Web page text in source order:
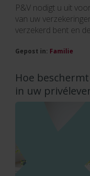
P&V nodigt u uit
van uw
verzekerd bent en
Gepost in: Familie
Hoe
in uw